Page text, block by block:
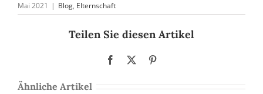
Mai 2021 | Blog, Elternschaft
Teilen Sie diesen Artikel
Facebook
Ähnliche Artikel